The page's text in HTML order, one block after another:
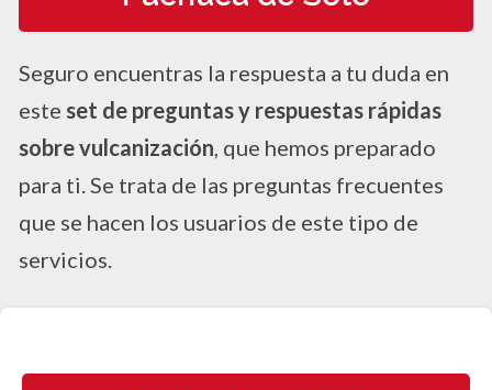
Seguro encuentras la respuesta a tu duda en
este set de preguntas y respuestas rápidas
sobre vulcanización, que hemos preparado
para ti. Se trata de las preguntas frecuentes
que se hacen los usuarios de este tipo de
servicios.